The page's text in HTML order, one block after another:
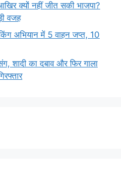
क्यों नहीं जीत सकी भाजपा?
वजह
अभियान में 5 वाहन जप्त, 10
शादी का दबाव और फिर गाला